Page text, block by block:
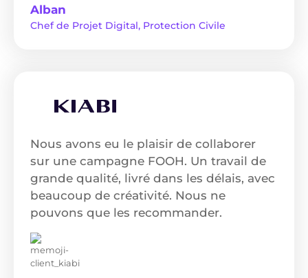
Alban
Chef de Projet Digital, Protection Civile
Nous avons eu le plaisir de collaborer
sur une campagne FOOH. Un travail de
grande qualité, livré dans les délais, avec
beaucoup de créativité. Nous ne
pouvons que les recommander.